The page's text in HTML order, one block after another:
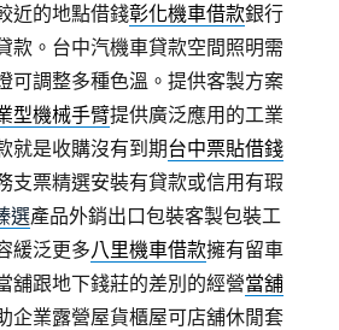
近的地點借錢彰化機車借款銀行
款。台中汽機車貸款空間照明需
可調整多種色溫。提供客製方案
型機械手臂提供廣泛應用的工業
就是收購沒有到期台中票貼借錢
支票精選安裝有貸款或信用有瑕
選產品外銷出口包裝客製包裝工
緩泛更多八里機車借款擁有留車
舖跟地下錢莊的差別的經營當舖
企業露營屋貨櫃屋可店舖休閒套